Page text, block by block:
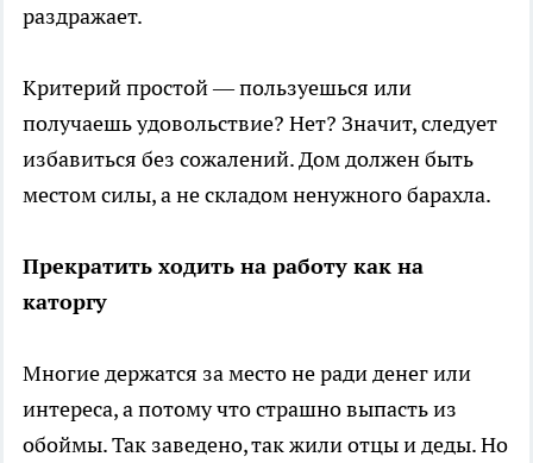
раздражает.
Критерий простой — пользуешься или
получаешь удовольствие? Нет? Значит, следует
избавиться без сожалений. Дом должен быть
местом силы, а не складом ненужного барахла.
Прекратить ходить на работу как на
каторгу
Многие держатся за место не ради денег или
интереса, а потому что страшно выпасть из
обоймы. Так заведено, так жили отцы и деды. Но